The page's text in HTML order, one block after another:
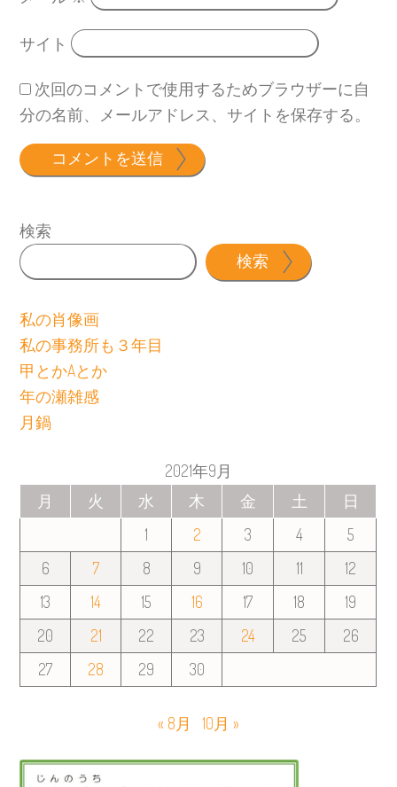
サイト
次回のコメントで使用するためブラウザーに自
分の名前、メールアドレス、サイトを保存する。
検索
検索
私の肖像画
私の事務所も３年目
甲とかAとか
年の瀬雑感
月鍋
2021年9月
月
火 水 木 金 土
日
1
2 3 4
5
6
7 8 9 10 11
12
13
14 15 16 17 18
19
20
21 22 23 24 25
26
27
28 29 30
« 8月 10月 »